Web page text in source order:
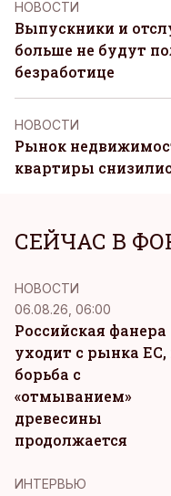
НОВОСТИ
Выпускники и
больше не будут
безработице
НОВОСТИ
Рынок
квартиры
СЕЙЧАС В
НОВОСТИ
06.08.26, 06:00
Российская фанера
уходит с рынка ЕС,
борьба с
«отмыванием»
древесины
продолжается
ИНТЕРВЬЮ